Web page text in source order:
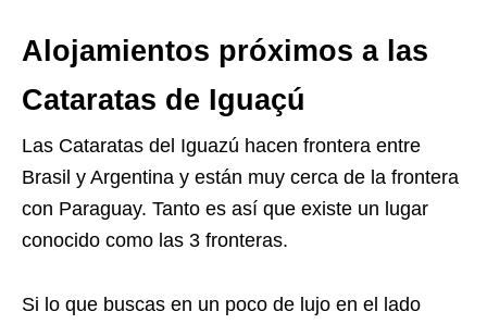
Alojamientos próximos a las
Cataratas de Iguaçú
Las Cataratas del Iguazú hacen frontera entre
Brasil y Argentina y están muy cerca de la frontera
con Paraguay. Tanto es así que existe un lugar
conocido como las 3 fronteras.
Si lo que buscas en un poco de lujo en el lado